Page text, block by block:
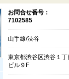
お問合せ番号：
7102585
山手線/渋谷
東京都渋谷区渋谷１
ビル９F